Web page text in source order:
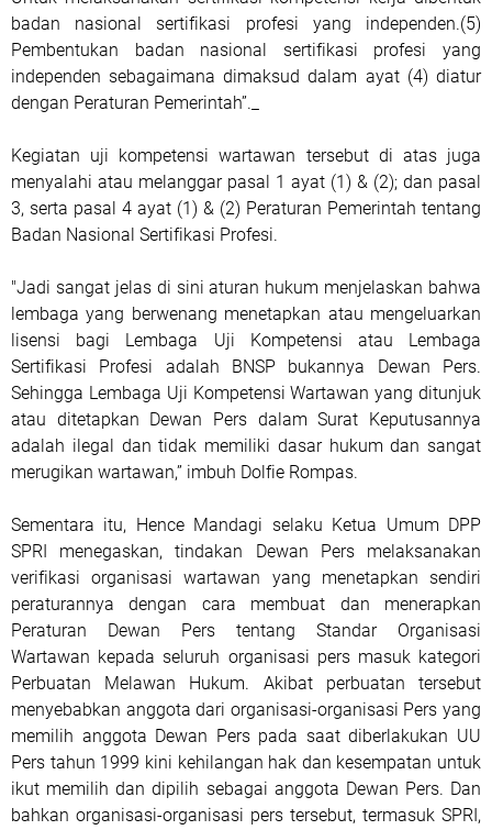
badan nasional sertifikasi profesi yang independen.(5)
Pembentukan badan nasional sertifikasi profesi yang
independen sebagaimana dimaksud dalam ayat (4) diatur
dengan Peraturan Pemerintah”._
Kegiatan uji kompetensi wartawan tersebut di atas juga
menyalahi atau melanggar pasal 1 ayat (1) & (2); dan pasal
3, serta pasal 4 ayat (1) & (2) Peraturan Pemerintah tentang
Badan Nasional Sertifikasi Profesi.
"Jadi sangat jelas di sini aturan hukum menjelaskan bahwa
lembaga yang berwenang menetapkan atau mengeluarkan
lisensi bagi Lembaga Uji Kompetensi atau Lembaga
Sertifikasi Profesi adalah BNSP bukannya Dewan Pers.
Sehingga Lembaga Uji Kompetensi Wartawan yang ditunjuk
atau ditetapkan Dewan Pers dalam Surat Keputusannya
adalah ilegal dan tidak memiliki dasar hukum dan sangat
merugikan wartawan,” imbuh Dolfie Rompas.
Sementara itu, Hence Mandagi selaku Ketua Umum DPP
SPRI menegaskan, tindakan Dewan Pers melaksanakan
verifikasi organisasi wartawan yang menetapkan sendiri
peraturannya dengan cara membuat dan menerapkan
Peraturan Dewan Pers tentang Standar Organisasi
Wartawan kepada seluruh organisasi pers masuk kategori
Perbuatan Melawan Hukum. Akibat perbuatan tersebut
menyebabkan anggota dari organisasi-organisasi Pers yang
memilih anggota Dewan Pers pada saat diberlakukan UU
Pers tahun 1999 kini kehilangan hak dan kesempatan untuk
ikut memilih dan dipilih sebagai anggota Dewan Pers. Dan
bahkan organisasi-organisasi pers tersebut, termasuk SPRI,